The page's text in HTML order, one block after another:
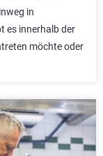
in
es innerhalb der
möchte oder